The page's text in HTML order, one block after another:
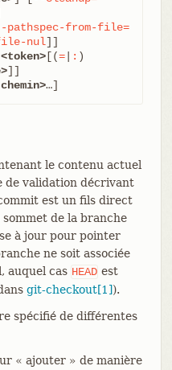
pathspec-from-file=
nul]]
<token>[(=| : )
]]
…​]
le contenu actuel
de validation décrivant
est un fils direct
de la branche
à jour pour pointer
ne soit associée
auquel cas HEAD est
git-checkout[1]).
spécifié de différentes
« ajouter » de manière